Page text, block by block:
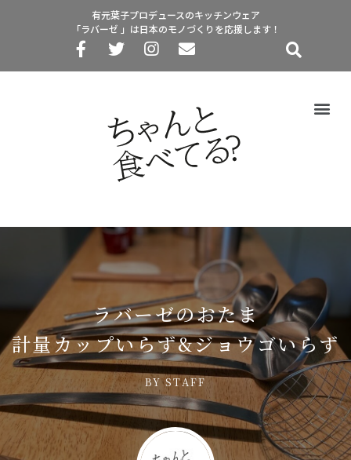
有元葉子プロデュースのキッチンウェア
「ラバーゼ 」は日本のモノづくりを応援します！
ラバーゼのおたま
計量カップいらず&ジョウゴいらず
BYSTAFF